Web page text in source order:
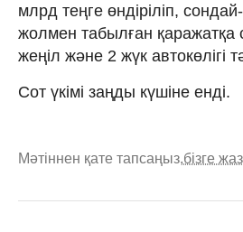
млрд теңге өндіріліп,
жолмен табылған қаражатқа
жеңіл және 2 жүк автокөлігі
Сот үкімі заңды күшіне енді.
Мәтіннен қате тапсаңыз,бізге